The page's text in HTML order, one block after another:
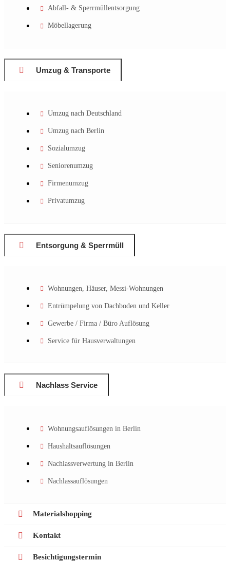
Abfall- & Sperrmüllentsorgung
Möbellagerung
Umzug & Transporte
Umzug nach Deutschland
Umzug nach Berlin
Sozialumzug
Seniorenumzug
Firmenumzug
Privatumzug
Entsorgung & Sperrmüll
Wohnungen, Häuser, Messi-Wohnungen
Entrümpelung von Dachboden und Keller
Gewerbe / Firma / Büro Auflösung
Service für Hausverwaltungen
Nachlass Service
Wohnungsauflösungen in Berlin
Haushaltsauflösungen
Nachlassverwertung in Berlin
Nachlassauflösungen
Materialshopping
Kontakt
Besichtigungstermin